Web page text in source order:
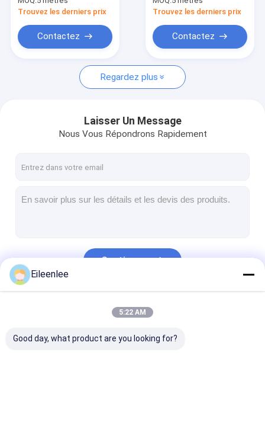
nouvelles
Tous les cas
Ceinture de maille d'acier inoxydable
Treillis métallique haute température
Nourriture Mesh Belt
Chaîne Mesh Belt
Ceinture en spirale de congélateur
Mesh Conveyor Belt
Trouvez les derniers prix
Contactez
Trouvez les derniers prix
Contactez
Regardez plus
Laisser Un Message
Nous Vous Répondrons Rapidement
Continuer
Eileenlee
5:22 AM
Good day, what product are you looking for?